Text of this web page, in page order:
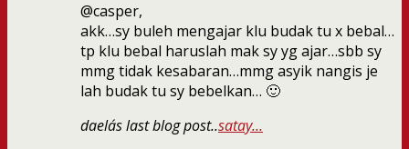
@casper,
akk…sy buleh mengajar klu budak tu x bebal…
tp klu bebal haruslah mak sy yg ajar…sbb sy
mmg tidak kesabaran…mmg asyik nangis je
lah budak tu sy bebelkan… 🙂
daela´s last blog post..satay…